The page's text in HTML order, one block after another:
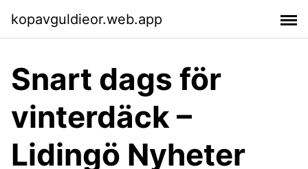
kopavguldieor.web.app
Snart dags för
vinterdäck –
Lidingö Nyheter